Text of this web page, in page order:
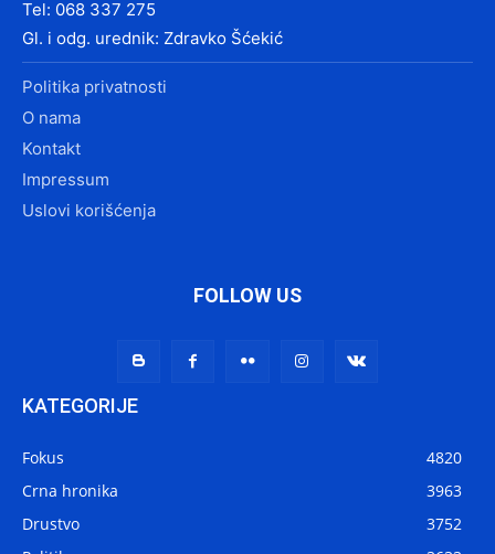
Tel: 068 337 275
Gl. i odg. urednik: Zdravko Šćekić
Politika privatnosti
O nama
Kontakt
Impressum
Uslovi korišćenja
FOLLOW US
KATEGORIJE
Fokus
4820
Crna hronika
3963
Drustvo
3752